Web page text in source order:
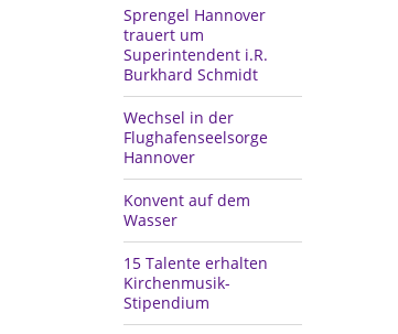
Sprengel Hannover
trauert um
Superintendent i.R.
Burkhard Schmidt
Wechsel in der
Flughafenseelsorge
Hannover
Konvent auf dem
Wasser
15 Talente erhalten
Kirchenmusik-
Stipendium